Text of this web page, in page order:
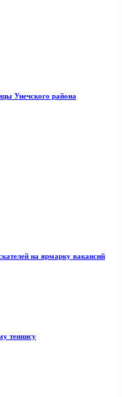
Унечского района
на ярмарку вакансий
теннису